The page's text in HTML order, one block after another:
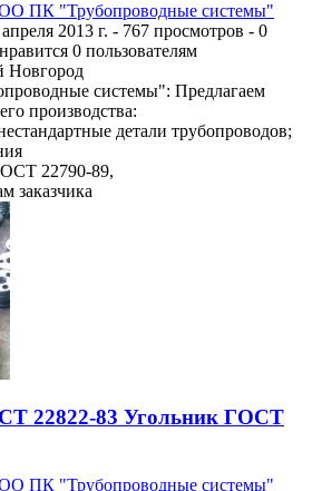
ПК "Трубопроводные системы"
2013 г. - 767 просмотров - 0
0 пользователям
Новгород
системы": Предлагаем
производства:
детали трубопроводов;
22790-89,
заказчика
22822-83 Угольник ГОСТ
ПК "Трубопроводные системы"